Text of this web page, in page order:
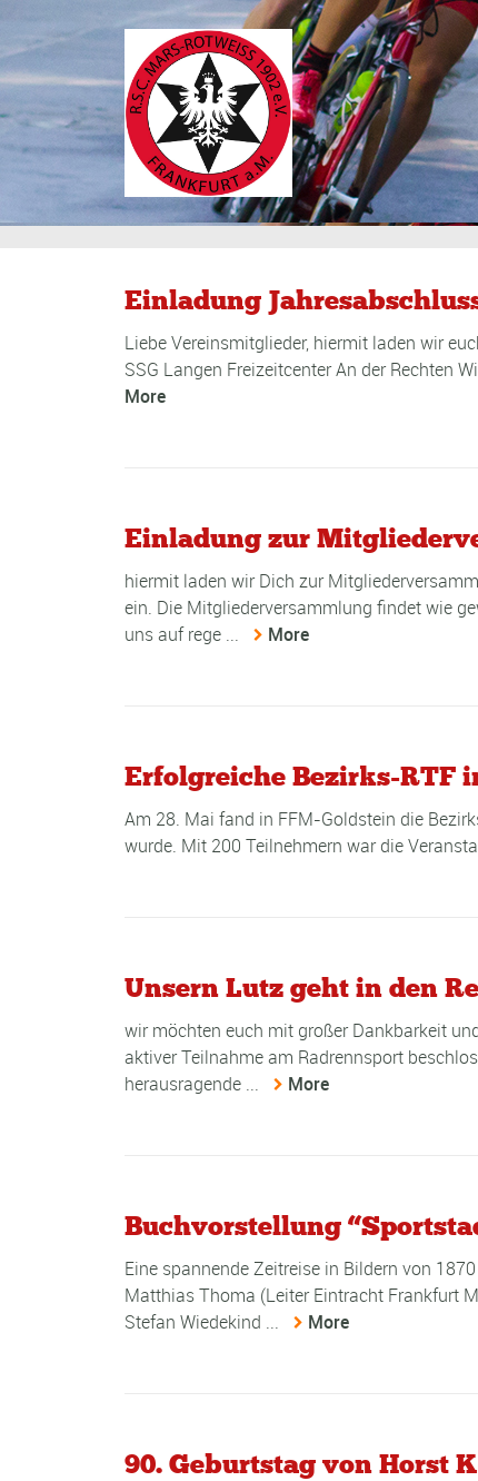
Einladung
Liebe Vereinsmitglieder, hiermit laden wir
SSG Langen Freizeitcenter An der Rechten
More
Einladung zur
hiermit laden wir Dich zur
ein. Die Mitgliederversammlung findet wie
uns auf rege ...
More
Erfolgreiche Bezirks-RTF
Am 28. Mai fand in FFM-Goldstein die
wurde. Mit 200 Teilnehmern war die
Unsern Lutz geht in den
wir möchten euch mit großer Dankbarkeit
aktiver Teilnahme am Radrennsport
herausragende ...
More
Buchvorstellung
Eine spannende Zeitreise in Bildern von
Matthias Thoma (Leiter Eintracht Frankfurt
Stefan Wiedekind ...
More
90. Geburtstag von Horst